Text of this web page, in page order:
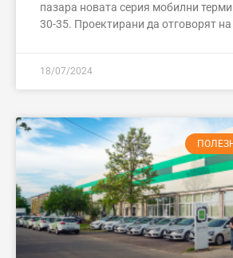
пазара новата серия мобилни
30-35. Проектирани да отговорят
18/07/2024